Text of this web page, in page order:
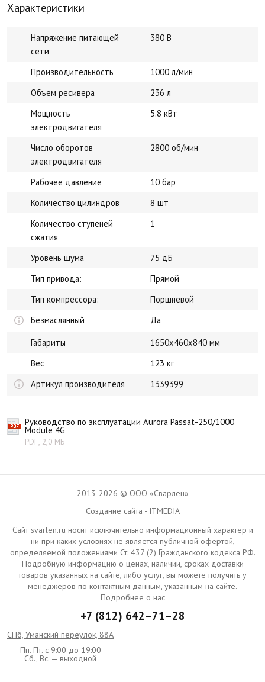
Характеристики
Напряжение питающей
сети
380 В
Производительность
1000 л/мин
Объем ресивера
236 л
Мощность
электродвигателя
5.8 кВт
Число оборотов
электродвигателя
2800 об/мин
Рабочее давление
10 бар
Количество цилиндров
8 шт
Количество ступеней
сжатия
1
Уровень шума
75 дБ
Тип привода:
Прямой
Тип компрессора:
Поршневой
Безмаслянный
Да
Габариты
1650х460х840 мм
Вес
123 кг
Артикул производителя
1339399
Руководство по эксплуатации Aurora Passat-250/1000
Module 4G
PDF, 2,0 МБ
2013-2026 © ООО «Сварлен»
Создание сайта - ITMEDIA
Сайт svarlen.ru носит исключительно информационный характер и
ни при каких условиях не является публичной офертой,
определяемой положениями Ст. 437 (2) Гражданского кодекса РФ.
Подробную информацию о ценах, наличии, сроках доставки
товаров указанных на сайте, либо услуг, вы можете получить у
менеджеров по контактным данным, указанным на сайте.
Подробнее о нас
+7 (812) 642–71–28
СПб, Уманский переулок, 88А
Пн.-Пт. с 9:00 до 19:00
Сб., Вс. — выходной